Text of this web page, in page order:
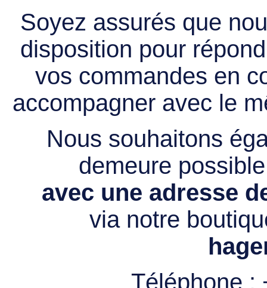
Soyez assurés que
disposition pour
vos commandes en
accompagner avec le
Nous souhaitons
demeure
avec une adresse
via notre
Téléphone :